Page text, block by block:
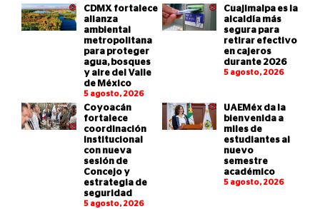
CDMX fortalece
alianza
ambiental
metropolitana
para proteger
agua, bosques
y aire del Valle
de México
5 agosto, 2026
Cuajimalpa es la
alcaldía más
segura para
retirar efectivo
en cajeros
durante 2026
5 agosto, 2026
Coyoacán
fortalece
coordinación
institucional
con nueva
sesión de
Concejo y
estrategia de
seguridad
5 agosto, 2026
UAEMéx da la
bienvenida a
miles de
estudiantes al
nuevo
semestre
académico
5 agosto, 2026